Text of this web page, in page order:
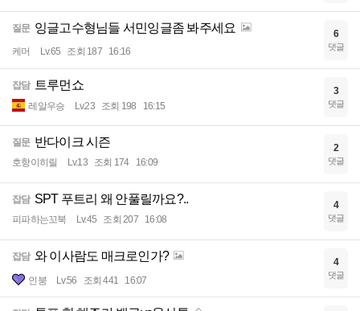
질문 잉글고수형님들 서민잉글좀 봐주세요
케머 Lv.65 조회 187 16:16
6
댓글
잡담 트루먼쇼
레알우승 Lv.23 조회 198 16:15
3
댓글
질문 반다이크 시즌
호항이히릴 Lv.13 조회 174 16:09
2
댓글
잡담 SPT 푸트리 왜 안풀릴까요?..
피파하는꼬북 Lv.45 조회 207 16:08
4
댓글
잡담 와 이사람도 매크로인가?
인붕 Lv.56 조회 441 16:07
4
댓글